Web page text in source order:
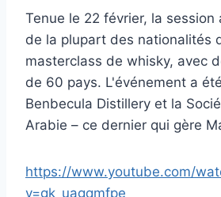
Tenue le 22 février, la
de la plupart des nationalités
masterclass de whisky, avec
de 60 pays. L'événement a
Benbecula Distillery et la
Arabie – ce dernier qui gère
https://www.youtube.com/
v=gk_uagqmfpe